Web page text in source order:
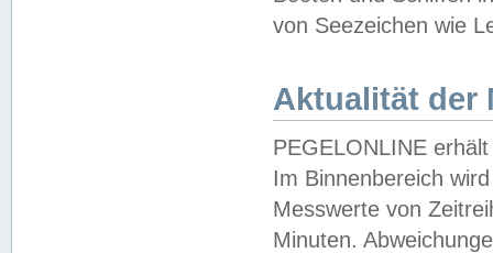
von Seezeichen wie
Aktualität der
PEGELONLINE
Im Binnenbereich
Messwerte von
Minuten.